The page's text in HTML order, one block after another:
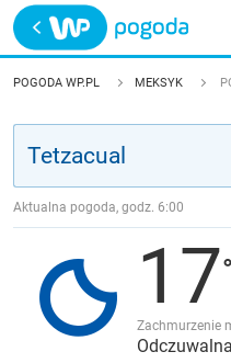
Trwa ładowanie
POLSKA
JAKOŚĆ POWIETRZA
POGODA WP.PL MEKSYK
Aktualna pogoda, godz. 6:00
17
Zachmurzenie